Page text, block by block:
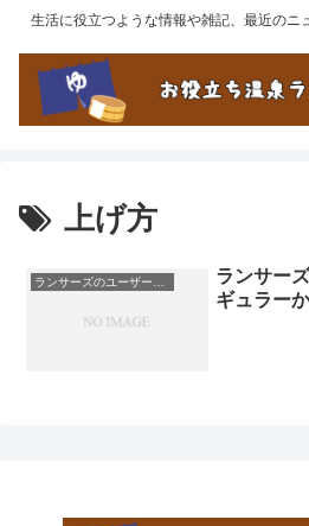
生活に役立つような情報や雑記、最近のニ
上げ方
ランサーズのユーザーランク。レギュラーからの上げ方は？
ランサー
ギュラー